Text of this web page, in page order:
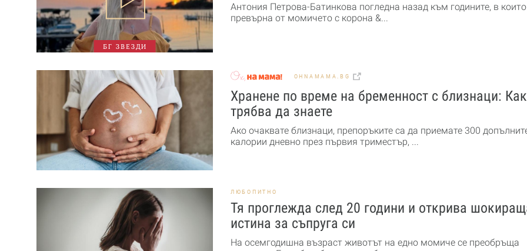
БГ ЗВЕЗДИ
Антония Петрова-Батинкова погледна назад към годините, в
превърна от момичето с корона &...
OHNAMAMA.BG
Хранене по време на бременност с близнаци:
трябва да знаете
Ако очаквате близнаци, препоръките са да приемате 300
калории дневно през първия триместър, ...
ЛЮБОПИТНО
Тя проглежда след 20 години и открива
истина за съпруга си
На осемгодишна възраст животът на едно момиче се преобръща